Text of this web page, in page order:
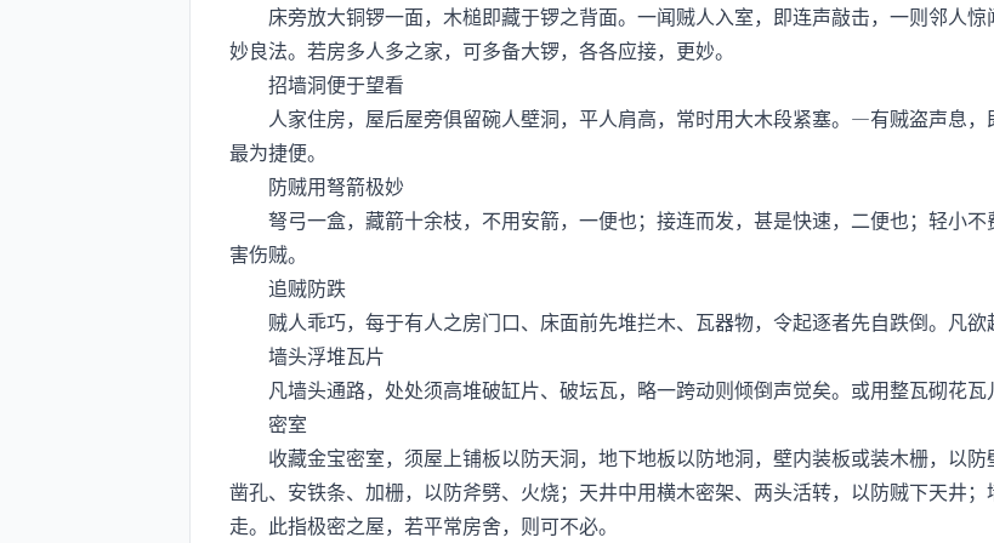
床旁放大铜锣一面，木槌即藏于锣之背面。一闻贼人入室，即连声敲击，一则邻人惊
妙良法。若房多人多之家，可多备大锣，各各应接，更妙。
招墙洞便于望看
人家住房，屋后屋旁俱留碗人壁洞，平人肩高，常时用大木段紧塞。—有贼盗声息，
最为捷便。
防贼用弩箭极妙
弩弓一盒，藏箭十余枝，不用安箭，一便也；接连而发，甚是快速，二便也；轻小不
害伤贼。
追贼防跌
贼人乖巧，每于有人之房门口、床面前先堆拦木、瓦器物，令起逐者先自跌倒。凡欲
墙头浮堆瓦片
凡墙头通路，处处须高堆破缸片、破坛瓦，略一跨动则倾倒声觉矣。或用整瓦砌花瓦
密室
收藏金宝密室，须屋上铺板以防天洞，地下地板以防地洞，壁内装板或装木栅，以防
凿孔、安铁条、加栅，以防斧劈、火烧；天井中用横木密架、两头活转，以防贼下天井
走。此指极密之屋，若平常房舍，则可不必。